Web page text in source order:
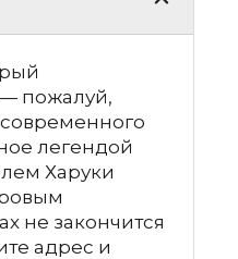
— пожалуй,
легендой
Харуки
не закончится
адрес и